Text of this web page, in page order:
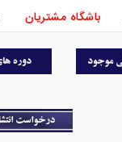
باشگاه مشتریان